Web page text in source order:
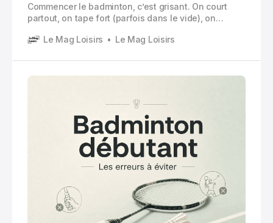
Commencer le badminton, c’est grisant. On court
partout, on tape fort (parfois dans le vide), on
un sport simple. Une raquette, un volant, un filet,
Le Mag Loisirs Le Mag Loisirs